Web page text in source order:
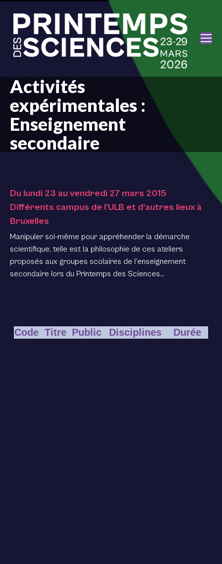
Activités
expérimentales :
Enseignement
secondaire
Du lundi 23 au vendredi 27 mars 2015
Différents campus de l’ULB et d’autres lieux à
Bruxelles
Manipuler soi-même pour appréhender la démarche
scientifique, telle est la philosophie de ces ateliers
proposés aux groupes scolaires de l’enseignement
secondaire lors du Printemps des Sciences…